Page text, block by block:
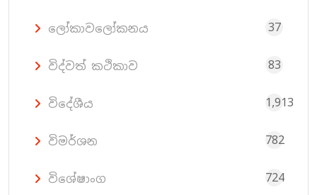
ලෝකාවලෝකනය 37
විද්වත් කථිකාව 83
විදේශීය 1,913
විමර්ශන 782
විශේෂාංග 724